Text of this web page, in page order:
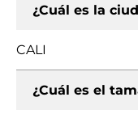
¿Cuál es la
CALI
¿Cuál es el